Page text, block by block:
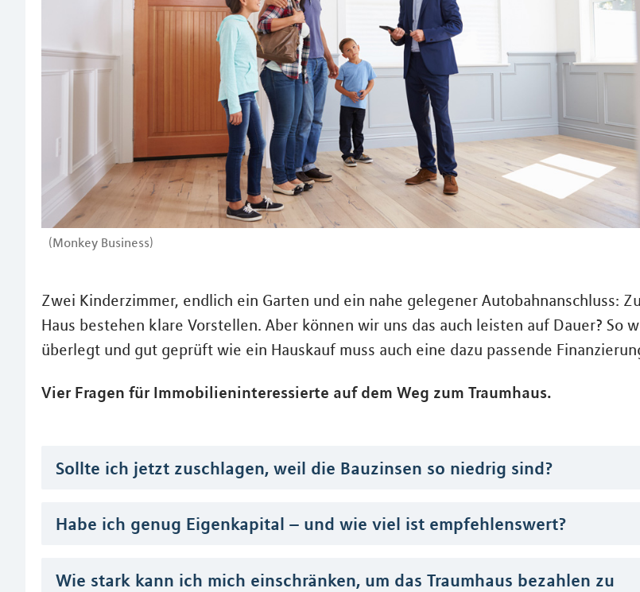
(Monkey Business)
Zwei Kinderzimmer, endlich ein Garten und ein nahe gelegener Autobahnanschluss:
Haus bestehen klare Vorstellen. Aber können wir uns das auch leisten auf Dauer? So
überlegt und gut geprüft wie ein Hauskauf muss auch eine dazu passende
Vier Fragen für Immobilieninteressierte auf dem Weg zum Traumhaus.
Sollte ich jetzt zuschlagen, weil die Bauzinsen so niedrig sind?
Habe ich genug Eigenkapital – und wie viel ist empfehlenswert?
Wie stark kann ich mich einschränken, um das Traumhaus bezahlen zu